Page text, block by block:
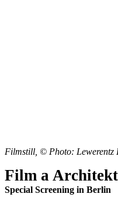
Filmstill, © Photo: Lewerentz
Film a
Special Screening in Berlin